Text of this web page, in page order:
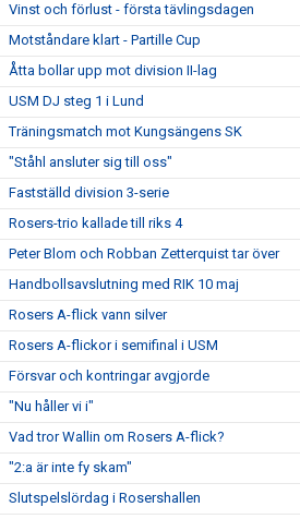
Vinst och förlust - första tävlingsdagen
Motståndare klart - Partille Cup
Åtta bollar upp mot division II-lag
USM DJ steg 1 i Lund
Träningsmatch mot Kungsängens SK
"Ståhl ansluter sig till oss"
Fastställd division 3-serie
Rosers-trio kallade till riks 4
Peter Blom och Robban Zetterquist tar över
Handbollsavslutning med RIK 10 maj
Rosers A-flick vann silver
Rosers A-flickor i semifinal i USM
Försvar och kontringar avgjorde
"Nu håller vi i"
Vad tror Wallin om Rosers A-flick?
"2:a är inte fy skam"
Slutspelslördag i Rosershallen